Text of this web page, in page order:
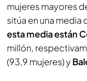
mujeres mayores
sitúa en una media
esta media están
millón,
(93,9 mujeres) y